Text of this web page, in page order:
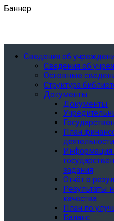
Баннер
Сведения об
Сведения об
Основные
Структура
Документы
Документы
План
Информация
задания
Отчёт о
Результаты
качества
План по
Баланс